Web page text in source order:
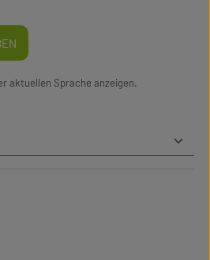
aktuellen Sprache anzeigen.